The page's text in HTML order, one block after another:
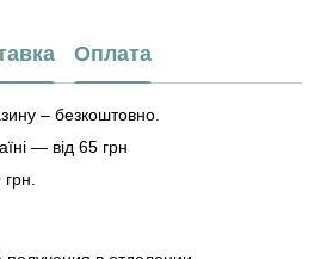
Оплата
– безкоштовно.
— від 65 грн